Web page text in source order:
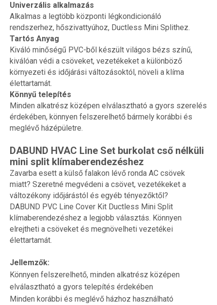
Univerzális alkalmazás
Alkalmas a legtöbb központi légkondicionáló
rendszerhez, hőszivattyúhoz, Ductless Mini Splithez.
Tartós Anyag
Kiváló minőségű PVC-ből készült világos bézs színű,
kiválóan védi a csöveket, vezetékeket a különböző
környezeti és időjárási változásoktól, növeli a klíma
élettartamát.
Könnyű telepítés
Minden alkatrész középen elválasztható a gyors szerelés
érdekében, könnyen felszerelhető bármely korábbi és
meglévő házépületre.
DABUND HVAC Line Set burkolat cső nélküli
mini split klímaberendezéshez
Zavarba esett a külső falakon lévő ronda AC csövek
miatt? Szeretné megvédeni a csövet, vezetékeket a
változékony időjárástól és egyéb tényezőktől?
DABUND PVC Line Cover Kit Ductless Mini Split
klímaberendezéshez a legjobb választás. Könnyen
elrejtheti a csöveket és megnövelheti vezetékei
élettartamát.
Jellemzők:
Könnyen felszerelhető, minden alkatrész középen
elválasztható a gyors telepítés érdekében
Minden korábbi és meglévő házhoz használható